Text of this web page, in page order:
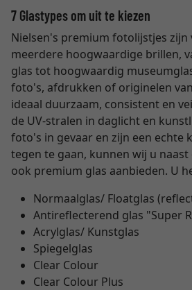
7 Glastypes om uit te kiezen
Nielsen's premium fotolijstjes
meerdere hoogwaardige brillen,
glas tot hoogwaardig
foto's, afdrukken of originelen
ideaal duurzaam, consistent en
de UV-stralen in daglicht en
foto's in gevaar en zijn een echte
tegen te gaan, kunnen wij u
ook premium glas aanbieden. U
Normaalglas/ Floatglas
Antireflecterend glas "Super
Acrylglas/ Kunstglas
Spiegelglas
Clear Colour
Clear Colour Plus